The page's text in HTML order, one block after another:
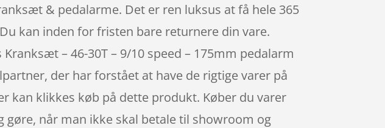
& pedalarme. Det er ren luksus at få hele 365
kan inden for fristen bare returnere din vare.
– 46-30T – 9/10 speed – 175mm pedalarm
der har forstået at have de rigtige varer på
kan klikkes køb på dette produkt. Køber du varer
når man ikke skal betale til showroom og